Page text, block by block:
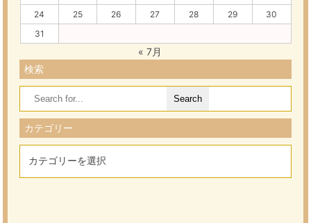
24
25 26 27 28 29
30
31
« 7月
検索
Search
for:
カテゴリー